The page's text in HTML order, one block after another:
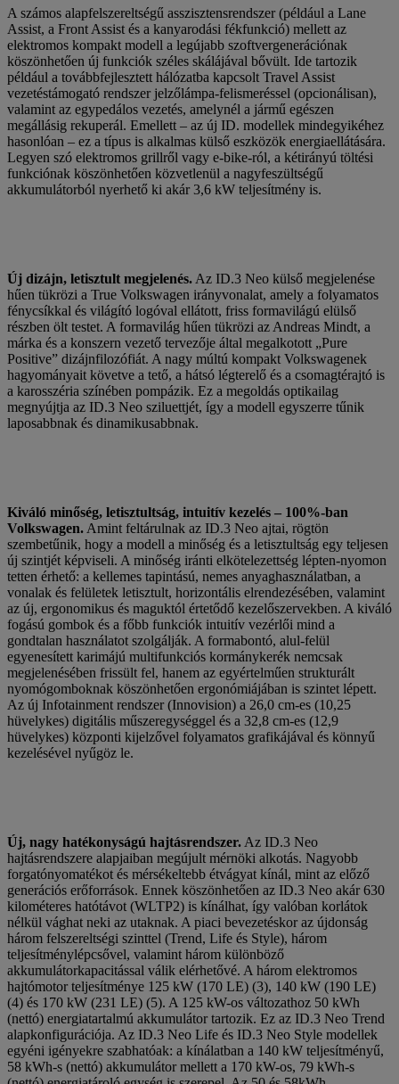
A számos alapfelszereltségű asszisztensrendszer (például a Lane
Assist, a Front Assist és a kanyarodási fékfunkció) mellett az
elektromos kompakt modell a legújabb szoftvergenerációnak
köszönhetően új funkciók széles skálájával bővült. Ide tartozik
például a továbbfejlesztett hálózatba kapcsolt Travel Assist
vezetéstámogató rendszer jelzőlámpa-felismeréssel (opcionálisan),
valamint az egypedálos vezetés, amelynél a jármű egészen
megállásig rekuperál. Emellett – az új ID. modellek mindegyikéhez
hasonlóan – ez a típus is alkalmas külső eszközök energiaellátására.
Legyen szó elektromos grillről vagy e-bike-ról, a kétirányú töltési
funkciónak köszönhetően közvetlenül a nagyfeszültségű
akkumulátorból nyerhető ki akár 3,6 kW teljesítmény is.
Új dizájn, letisztult megjelenés. Az ID.3 Neo külső megjelenése
hűen tükrözi a True Volkswagen irányvonalat, amely a folyamatos
fénycsíkkal és világító logóval ellátott, friss formavilágú elülső
részben ölt testet. A formavilág hűen tükrözi az Andreas Mindt, a
márka és a konszern vezető tervezője által megalkotott „Pure
Positive” dizájnfilozófiát. A nagy múltú kompakt Volkswagenek
hagyományait követve a tető, a hátsó légterelő és a csomagtérajtó is
a karosszéria színében pompázik. Ez a megoldás optikailag
megnyújtja az ID.3 Neo sziluettjét, így a modell egyszerre tűnik
laposabbnak és dinamikusabbnak.
Kiváló minőség, letisztultság, intuitív kezelés – 100%-ban
Volkswagen. Amint feltárulnak az ID.3 Neo ajtai, rögtön
szembetűnik, hogy a modell a minőség és a letisztultság egy teljesen
új szintjét képviseli. A minőség iránti elkötelezettség lépten-nyomon
tetten érhető: a kellemes tapintású, nemes anyaghasználatban, a
vonalak és felületek letisztult, horizontális elrendezésében, valamint
az új, ergonomikus és maguktól értetődő kezelőszervekben. A kiváló
fogású gombok és a főbb funkciók intuitív vezérlői mind a
gondtalan használatot szolgálják. A formabontó, alul-felül
egyenesített karimájú multifunkciós kormánykerék nemcsak
megjelenésében frissült fel, hanem az egyértelműen strukturált
nyomógomboknak köszönhetően ergonómiájában is szintet lépett.
Az új Infotainment rendszer (Innovision) a 26,0 cm-es (10,25
hüvelykes) digitális műszeregységgel és a 32,8 cm-es (12,9
hüvelykes) központi kijelzővel folyamatos grafikájával és könnyű
kezelésével nyűgöz le.
Új, nagy hatékonyságú hajtásrendszer. Az ID.3 Neo
hajtásrendszere alapjaiban megújult mérnöki alkotás. Nagyobb
forgatónyomatékot és mérsékeltebb étvágyat kínál, mint az előző
generációs erőforrások. Ennek köszönhetően az ID.3 Neo akár 630
kilométeres hatótávot (WLTP2) is kínálhat, így valóban korlátok
nélkül vághat neki az utaknak. A piaci bevezetéskor az újdonság
három felszereltségi szinttel (Trend, Life és Style), három
teljesítménylépcsővel, valamint három különböző
akkumulátorkapacitással válik elérhetővé. A három elektromos
hajtómotor teljesítménye 125 kW (170 LE) (3), 140 kW (190 LE)
(4) és 170 kW (231 LE) (5). A 125 kW-os változathoz 50 kWh
(nettó) energiatartalmú akkumulátor tartozik. Ez az ID.3 Neo Trend
alapkonfigurációja. Az ID.3 Neo Life és ID.3 Neo Style modellek
egyéni igényekre szabhatóak: a kínálatban a 140 kW teljesítményű,
58 kWh-s (nettó) akkumulátor mellett a 170 kW-os, 79 kWh-s